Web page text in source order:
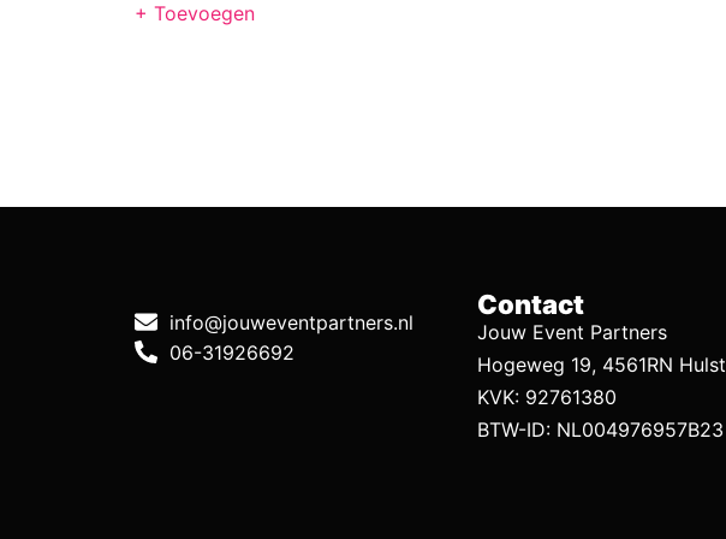
+ Toevoegen
info@jouweventpartners.nl
06-31926692
Contact
Jouw Event Partners
Hogeweg 19, 4561RN Hulst
KVK: 92761380
BTW-ID: NL004976957B23